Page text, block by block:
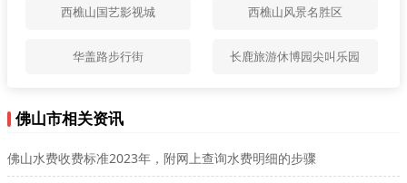
西樵山国艺影视城 西樵山风景名胜区
华盖路步行街 长鹿旅游休博园尖叫乐园
佛山市相关资讯
佛山水费收费标准2023年，附网上查询水费明细的步骤